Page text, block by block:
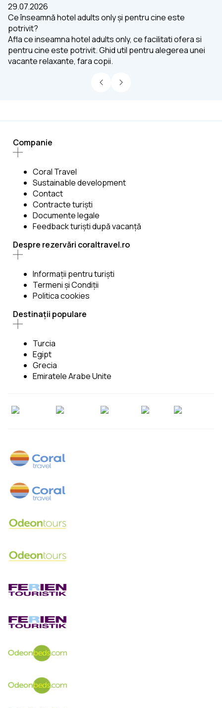
29.07.2026
Ce înseamnă hotel adults only și pentru cine este
potrivit?
Afla ce inseamna hotel adults only, ce facilitati ofera si
pentru cine este potrivit. Ghid util pentru alegerea unei
vacante relaxante, fara copii.
Companie
Coral Travel
Sustainable development
Contact
Contracte turiști
Documente legale
Feedback turiști după vacanță
Despre rezervări coraltravel.ro
Informații pentru turiști
Termeni şi Condiții
Politica cookies
Destinații populare
Turcia
Egipt
Grecia
Emiratele Arabe Unite